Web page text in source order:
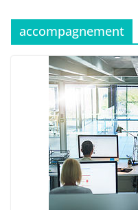
accompagnement